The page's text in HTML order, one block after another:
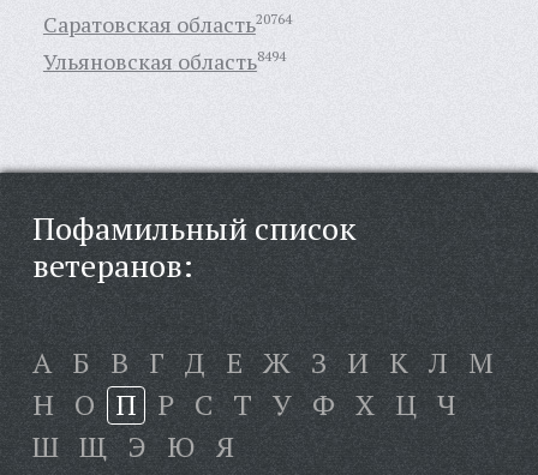
Саратовская область20764
Ульяновская область8494
Пофамильный список
ветеранов:
А Б В Г Д Е Ж З И К Л М
Н О П Р С Т У Ф Х Ц Ч
Ш Щ Э Ю Я